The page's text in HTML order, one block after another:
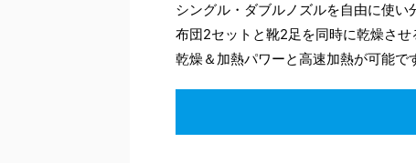
シングル・ダブルノズルを自由に使い
布団2セットと靴2足を同時に乾燥さ
乾燥＆加熱パワーと高速加熱が可能で